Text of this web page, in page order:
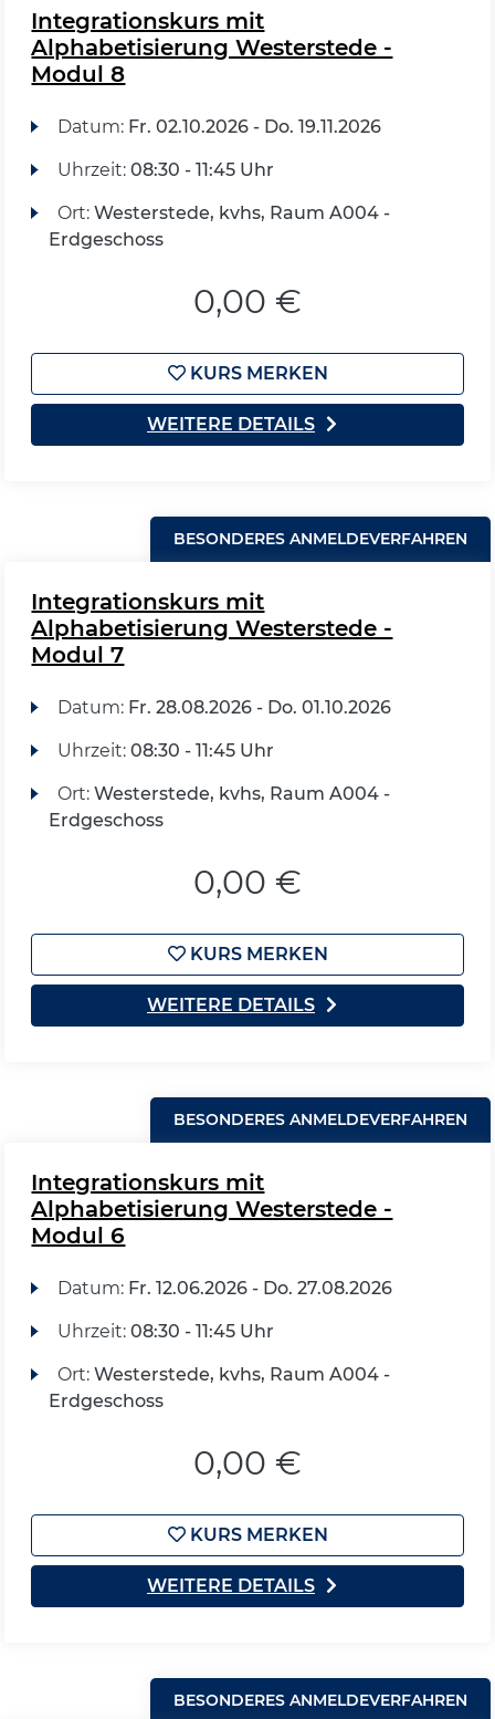
Integrationskurs mit
Alphabetisierung Westerstede -
Modul 8
Datum: Fr. 02.10.2026 - Do. 19.11.2026
Uhrzeit: 08:30 - 11:45 Uhr
Ort: Westerstede, kvhs, Raum A004 -
Erdgeschoss
0,00 €
KURS MERKEN
WEITERE DETAILS
BESONDERES ANMELDEVERFAHREN
Integrationskurs mit
Alphabetisierung Westerstede -
Modul 7
Datum: Fr. 28.08.2026 - Do. 01.10.2026
Uhrzeit: 08:30 - 11:45 Uhr
Ort: Westerstede, kvhs, Raum A004 -
Erdgeschoss
0,00 €
KURS MERKEN
WEITERE DETAILS
BESONDERES ANMELDEVERFAHREN
Integrationskurs mit
Alphabetisierung Westerstede -
Modul 6
Datum: Fr. 12.06.2026 - Do. 27.08.2026
Uhrzeit: 08:30 - 11:45 Uhr
Ort: Westerstede, kvhs, Raum A004 -
Erdgeschoss
0,00 €
KURS MERKEN
WEITERE DETAILS
BESONDERES ANMELDEVERFAHREN